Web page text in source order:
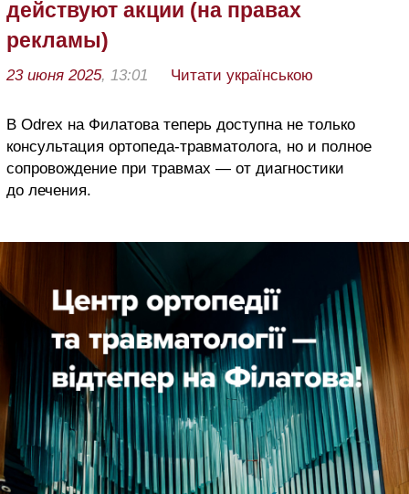
действуют акции (на правах
рекламы)
23 июня 2025, 13:01 Читати українською
В Odrex на Филатова теперь доступна не только
консультация ортопеда-травматолога, но и полное
сопровождение при травмах — от диагностики
до лечения.